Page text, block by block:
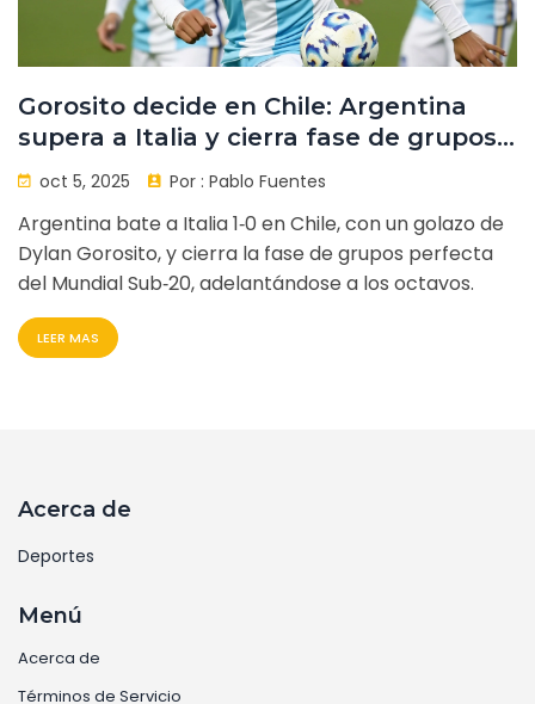
Gorosito decide en Chile: Argentina
supera a Italia y cierra fase de grupos
perfecta
oct 5, 2025 Por : Pablo Fuentes
Argentina bate a Italia 1‑0 en Chile, con un golazo de
Dylan Gorosito, y cierra la fase de grupos perfecta
del Mundial Sub‑20, adelantándose a los octavos.
LEER MAS
Acerca de
Deportes
Menú
Acerca de
Términos de Servicio